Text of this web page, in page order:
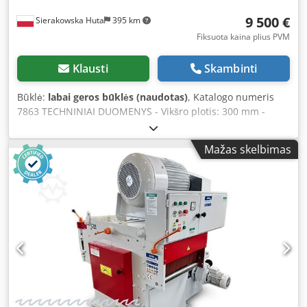
Sierakowska Huta 395 km 9 500 €
Fiksuota kaina plius PVM
Klausti Skambinti
Būklė: labai geros būklės (naudotas), Katalogo numeris
7863 TECHNINIAI DUOMENYS - Vikšro plotis: 300 mm -
Veleno darbinis plotis: 300 mm - Maksimalus disko
skersmuo: 350 mm - Disko vidinės angos skersmuo: 70 mm
- Maksimalus pjovimo aukštis: 120 mm - Stalo plotis su
praplatinimu: 750 mm - Stalo ilgis: 1530 mm - Iš viršaus:
Chodpfx Aezbavgelyoa - atmušikliai (barjeras apsaugai nuo
medžiagos grįžimo) - slydimo ritinėlis, metalinis -
atmušikliai - slydimo ritinėlis, metalinis - velenas su
pjūklais - 2 lygūs slydimo ritinėliai, metaliniai - Iš apačios: -
vedimo juosta - atmušikliai - vikšras - lazeris - centrinis
vikšro tepimas - sklandus padavimo greičio reguliavimas
su dažnio keitikliu - padavimo variklis 1,5 kW - pagrindinis
variklis 26 kW - stabdis - nusiurbimo jungties skersmuo:
200 mm - bendri matmenys (ilgis/plotis/aukštis):
Mažas skelbimas